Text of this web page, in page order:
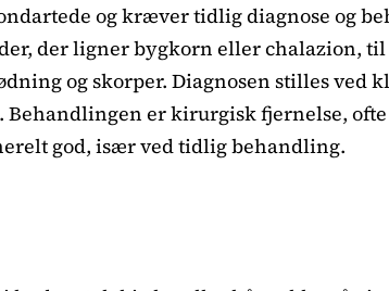
og kræver tidlig diagnose og
der ligner bygkorn eller chalazion,
og skorper. Diagnosen stilles ved
Behandlingen er kirurgisk fjernelse,
god, især ved tidlig behandling.